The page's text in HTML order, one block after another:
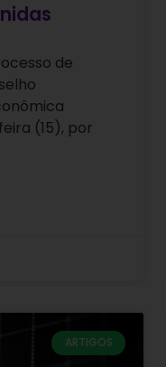
de
(15), por
ARTIGOS